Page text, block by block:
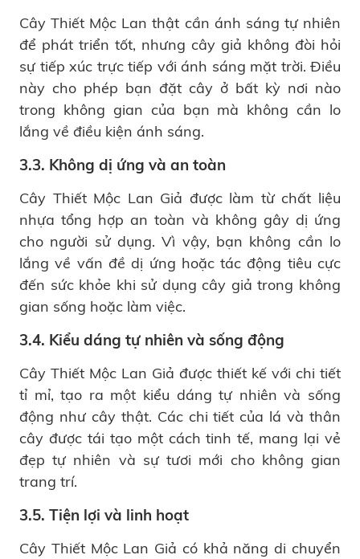
Cây Thiết Mộc Lan thật cần ánh sáng tự nhiên
để phát triển tốt, nhưng cây giả không đòi hỏi
sự tiếp xúc trực tiếp với ánh sáng mặt trời. Điều
này cho phép bạn đặt cây ở bất kỳ nơi nào
trong không gian của bạn mà không cần lo
lắng về điều kiện ánh sáng.
3.3. Không dị ứng và an toàn
Cây Thiết Mộc Lan Giả được làm từ chất liệu
nhựa tổng hợp an toàn và không gây dị ứng
cho người sử dụng. Vì vậy, bạn không cần lo
lắng về vấn đề dị ứng hoặc tác động tiêu cực
đến sức khỏe khi sử dụng cây giả trong không
gian sống hoặc làm việc.
3.4. Kiểu dáng tự nhiên và sống động
Cây Thiết Mộc Lan Giả được thiết kế với chi tiết
tỉ mỉ, tạo ra một kiểu dáng tự nhiên và sống
động như cây thật. Các chi tiết của lá và thân
cây được tái tạo một cách tinh tế, mang lại vẻ
đẹp tự nhiên và sự tươi mới cho không gian
trang trí.
3.5. Tiện lợi và linh hoạt
Cây Thiết Mộc Lan Giả có khả năng di chuyển